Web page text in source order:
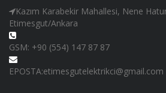
Kazım Karabekir Mahallesi, Nene
Etimesgut/Ankara
GSM: +90 (554) 147 87 87
EPOSTA:etimesgutelektrikci@gmail.com